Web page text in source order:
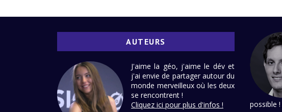
AUTEURS
J'aime la géo, j'aime le dév et
j'ai envie de partager autour du
monde merveilleux où les deux
se rencontrent !
Cliquez ici pour plus d'infos !
possible !